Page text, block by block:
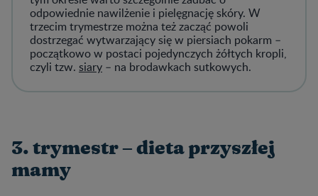
odpowiednie nawilżenie i pielęgnację skóry. W
trzecim trymestrze można też zacząć powoli
dostrzegać wytwarzający się w piersiach pokarm –
początkowo w postaci pojedynczych żółtych kropli,
czyli tzw. siary – na brodawkach sutkowych.
3. trymestr – dieta przyszłej
mamy